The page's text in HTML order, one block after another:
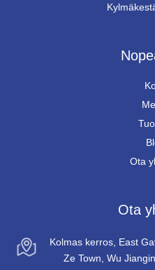
Ota
Ota
Kolmas kerros, East
Ze Town, Wu